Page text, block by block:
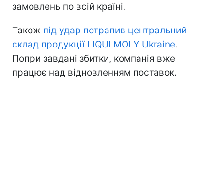
замовлень по всій країні.
Також під удар потрапив центральний
склад продукції LIQUI MOLY Ukraine.
Попри завдані збитки, компанія вже
працює над відновленням поставок.